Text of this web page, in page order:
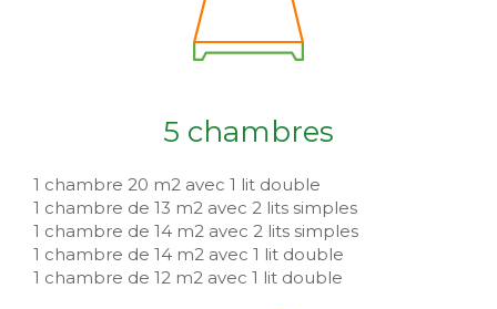
5 chambres
1 chambre 20 m2 avec 1 lit double
1 chambre de 13 m2 avec 2 lits simples
1 chambre de 14 m2 avec 2 lits simples
1 chambre de 14 m2 avec 1 lit double
1 chambre de 12 m2 avec 1 lit double